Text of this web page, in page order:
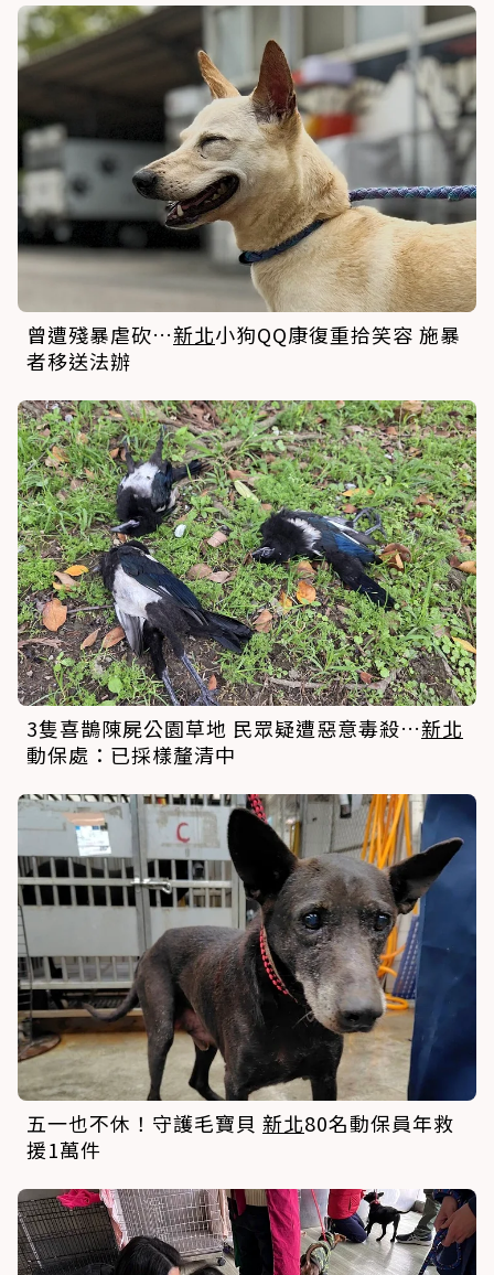
曾遭殘暴虐砍…新北小狗QQ康復重拾笑容 施暴
者移送法辦
3隻喜鵲陳屍公園草地 民眾疑遭惡意毒殺…新北
動保處：已採樣釐清中
五一也不休！守護毛寶貝 新北80名動保員年救
援1萬件